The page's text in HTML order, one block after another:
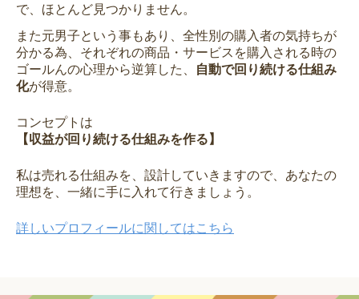
で、ほとんど見つかりません。
また元男子という事もあり、全性別の購入者の気持ちが
分かる為、それぞれの商品・サービスを購入される時の
ゴールんの心理から逆算した、
自動で回り続ける仕組み
化が得意。
コンセプトは
【収益が回り続ける仕組みを作る】
私は売れる仕組みを、設計していきますので、あなたの
理想を、一緒に手に入れて行きましょう。
詳しいプロフィールに関してはこちら